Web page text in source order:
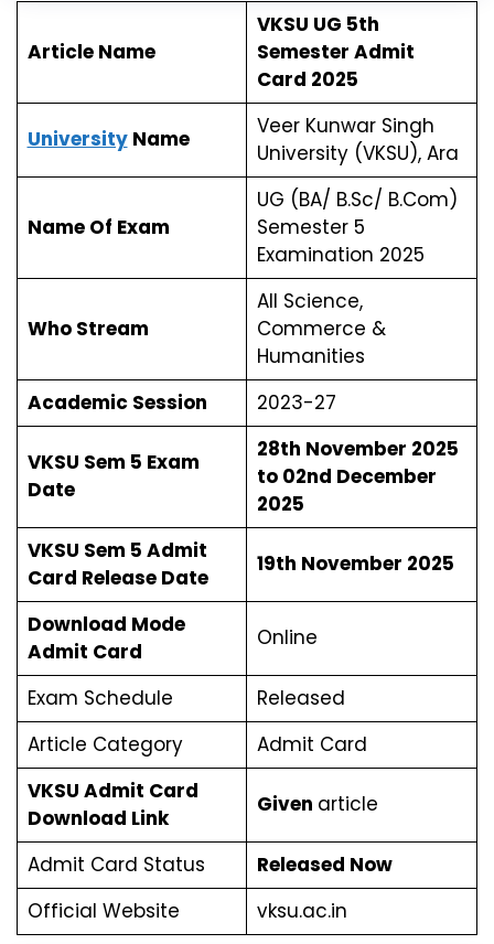
Article Name
VKSU UG 5th
Semester Admit
Card 2025
UniversityName
Veer Kunwar Singh
University (VKSU), Ara
Name Of Exam
UG (BA/ B.Sc/ B.Com)
Semester 5
Examination 2025
Who Stream
All Science,
Commerce &
Humanities
Academic Session
2023-27
VKSU Sem 5 Exam
Date
28th November 2025
to 02nd December
2025
VKSU Sem 5 Admit
Card Release Date
19th November 2025
Download Mode
Admit Card
Online
Exam Schedule
Released
Article Category
Admit Card
VKSU Admit Card
Download Link
Given article
Admit Card Status
Released Now
Official Website
vksu.ac.in